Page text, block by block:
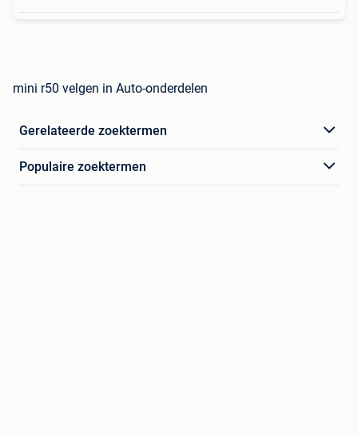
mini r50 velgen in Auto-onderdelen
Gerelateerde zoektermen
Populaire zoektermen